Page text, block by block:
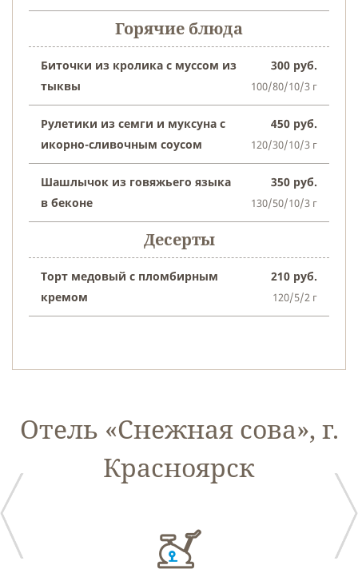
Горячие блюда
Биточки из кролика с муссом из
тыквы
300 руб.
100/80/10/3 г
Рулетики из семги и муксуна с
икорно-сливочным соусом
450 руб.
120/30/10/3 г
Шашлычок из говяжьего языка
в беконе
350 руб.
130/50/10/3 г
Десерты
Торт медовый с пломбирным
кремом
210 руб.
120/5/2 г
Отель «Снежная сова», г.
Красноярск